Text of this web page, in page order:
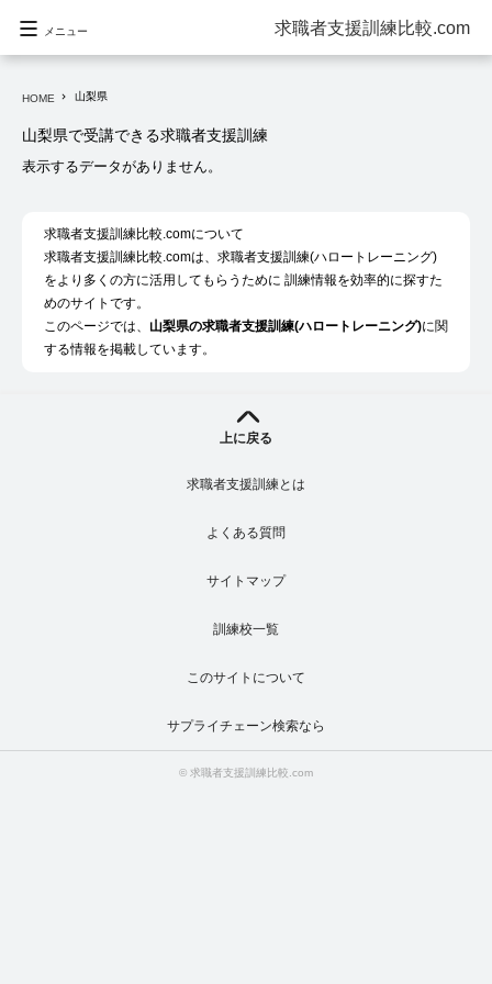
求職者支援訓練比較.com
メニュー
HOME navigate_next 山梨県
山梨県で受講できる求職者支援訓練
表示するデータがありません。
求職者支援訓練比較.comについて
求職者支援訓練比較.comは、求職者支援訓練(ハロートレーニング)
をより多くの方に活用してもらうために 訓練情報を効率的に探すた
めのサイトです。
このページでは、 山梨県の求職者支援訓練(ハロートレーニング)に関
する情報を掲載しています。
上に戻る
求職者支援訓練とは
よくある質問
サイトマップ
訓練校一覧
このサイトについて
サプライチェーン検索なら
© 求職者支援訓練比較.com